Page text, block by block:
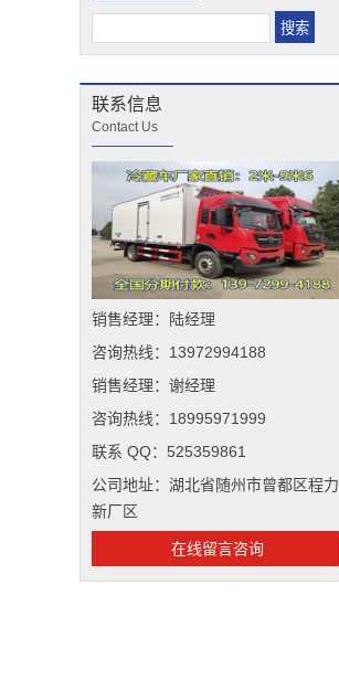
联系信息
Contact Us
销售经理：陆经理
咨询热线：13972994188
销售经理：谢经理
咨询热线：18995971999
联系 QQ：525359861
公司地址：湖北省随州市曾都区程力
新厂区
在线留言咨询